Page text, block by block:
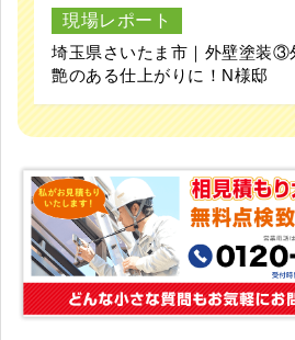
現場レポート
埼玉県さいたま市｜外壁塗装③
艶のある仕上がりに！N様邸